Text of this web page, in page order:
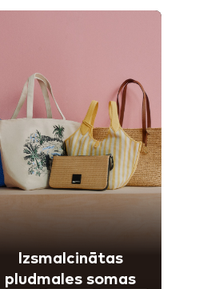
Izsmalcinātas
pludmales somas